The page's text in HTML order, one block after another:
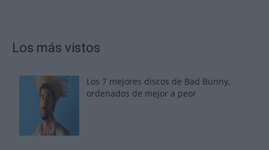
Los más vistos
Los 7 mejores discos de Bad Bunny,
ordenados de mejor a peor